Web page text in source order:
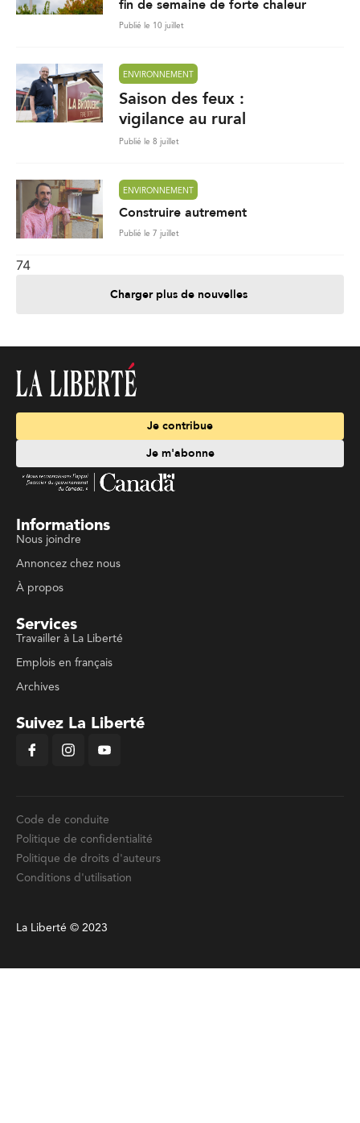
fin de semaine de forte chaleur
Publié le 10 juillet
ENVIRONNEMENT
Saison des feux :
vigilance au rural
Publié le 8 juillet
ENVIRONNEMENT
Construire autrement
Publié le 7 juillet
74
Charger plus de nouvelles
Je contribue
Je m'abonne
Informations
Nous joindre
Annoncez chez nous
À propos
Services
Travailler à La Liberté
Emplois en français
Archives
Suivez La Liberté
Code de conduite
Politique de confidentialité
Politique de droits d'auteurs
Conditions d'utilisation
La Liberté © 2023